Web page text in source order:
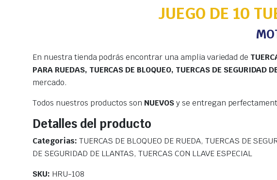
JUEGO DE 10
En nuestra tienda podrás encontrar una amplia variedad de
PARA RUEDAS, TUERCAS DE BLOQUEO, TUERCAS DE SEGURIDAD
mercado.
Todos nuestros productos son NUEVOSy se entregan
Detalles del producto
Categorias: TUERCAS DE BLOQUEO DE RUEDA, TUERCAS DE
DE SEGURIDAD DE LLANTAS, TUERCAS CON LLAVE ESPECIAL
SKU: HRU-108